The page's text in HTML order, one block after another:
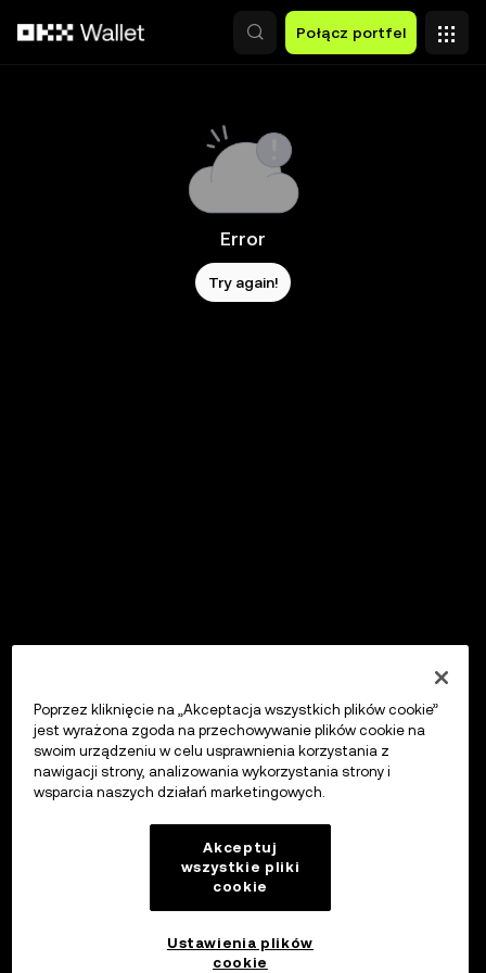
Połącz portfel
Error
Try again!
Poprzez kliknięcie na „Akceptacja wszystkich plików cookie”
jest wyrażona zgoda na przechowywanie plików cookie na
swoim urządzeniu w celu usprawnienia korzystania z
nawigacji strony, analizowania wykorzystania strony i
wsparcia naszych działań marketingowych.
Akceptuj
wszystkie pliki
cookie
Ustawienia plików
cookie